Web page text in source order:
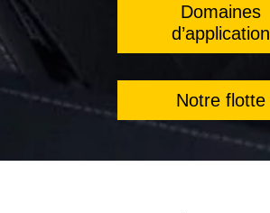
Domaines
d’application
Notre flotte